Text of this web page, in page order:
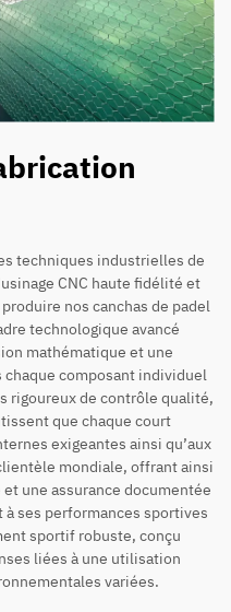
techniques industrielles de
CNC haute fidélité et
nos canchas de padel
technologique avancé
mathématique et une
composant individuel
rigoureux de contrôle qualité,
que chaque court
exigeantes ainsi qu’aux
mondiale, offrant ainsi
une assurance documentée
ses performances sportives
sportif robuste, conçu
liées à une utilisation
variées.